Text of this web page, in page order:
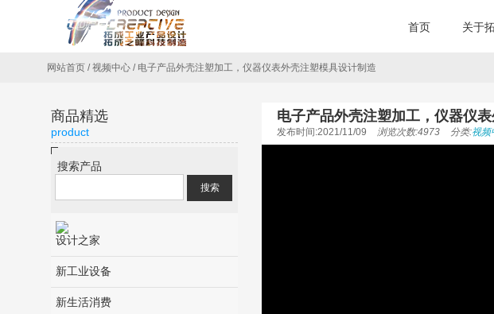
首页 关于
网站首页 /视频中心 / 电子产品外壳注塑加工，仪器仪表外壳注塑模具设计制造
商品精选
product
搜索产品
设计之家
新工业设备
新生活消费
电子产品外壳注塑加工，仪器仪
发布时间:2021/11/09 浏览次数:4973 分类:视频